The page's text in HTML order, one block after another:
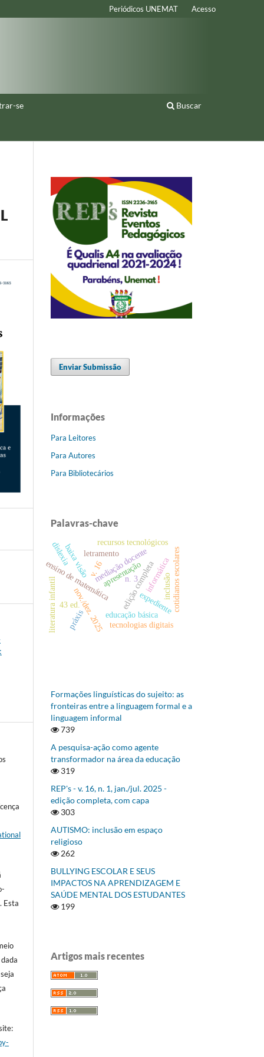
se Buscar
Periódicos UNEMAT Acesso
. Esta
Enviar Submissão
Informações
Para Leitores
Para Autores
Para Bibliotecários
Palavras-chave
edição completa
v. 16
n. 3
nov./dez. 2025
43 ed. expediente
apresentação
ensino de matemática cotidianos escolares
mediação docente
baixa visão
recursos tecnológicos
educação básica
literatura infantil inclusão
tecnologias digitais
letramento
informática
práxis
dislexia
Formações linguísticas do sujeito: as
fronteiras entre a linguagem formal e a
linguagem informal
739
A pesquisa-ação como agente
transformador na área da educação
319
REP's - v. 16, n. 1, jan./jul. 2025 -
edição completa, com capa
303
AUTISMO: inclusão em espaço
religioso
262
BULLYING ESCOLAR E SEUS
IMPACTOS NA APRENDIZAGEM E
SAÚDE MENTAL DOS ESTUDANTES
199
Artigos mais recentes